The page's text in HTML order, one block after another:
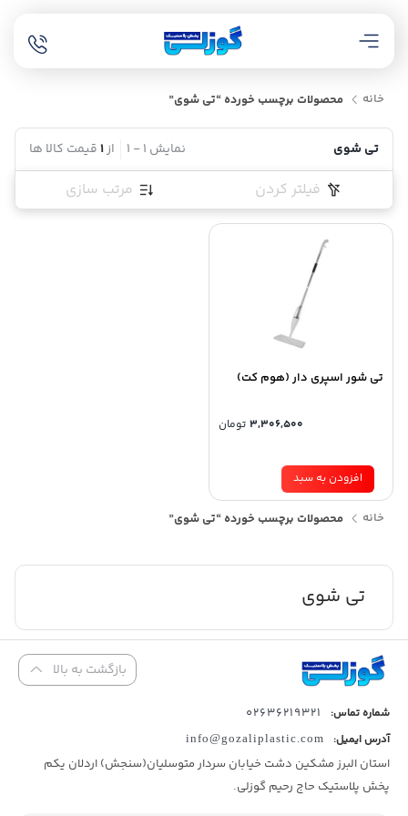
خانه محصولات برچسب خورده “تی شوی”
تی شوی نمایش 1
-
1 از1قیمت کالا ها
فیلتر کردن مرتب سازی
تی شور اسپری دار (هوم کت)
تومان
افزودن به سبد
خانه محصولات برچسب خورده “تی شوی”
تی شوی
بازگشت به بالا
شماره تماس: 02636219321
آدرس ایمیل: info@gozaliplastic.com
استان البرز مشکین دشت خیابان سردار متوسلیان(سنجش) اردلان یکم
پخش پلاستیک حاج رحیم گوزلی.